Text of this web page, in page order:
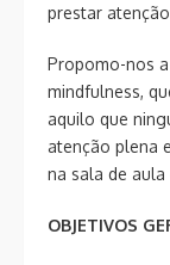
prestar
Propomo-nos
mindfulness,
aquilo que
atenção plena
na sala de
OBJETIVOS